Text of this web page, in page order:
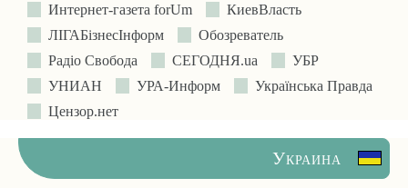
Интернет-газета forUm
КиевВласть
ЛIГАБiзнесIнформ
Обозреватель
Радіо Свобода
СЕГОДНЯ.ua
УБР
УНИАН
УРА-Информ
Українська Правда
Цензор.нет
Украина